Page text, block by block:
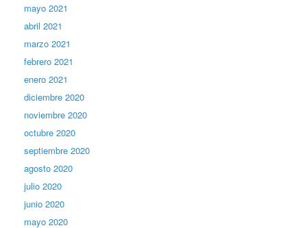
mayo 2021
abril 2021
marzo 2021
febrero 2021
enero 2021
diciembre 2020
noviembre 2020
octubre 2020
septiembre 2020
agosto 2020
julio 2020
junio 2020
mayo 2020